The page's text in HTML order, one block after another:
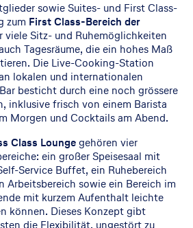
sowie Suites- und First Class-
zum First Class-Bereich der
viele Sitz- und Ruhemöglichkeiten
Tagesräume, die ein hohes Maß
Die Live-Cooking-Station
lokalen und internationalen
besticht durch eine noch grössere
inklusive frisch von einem Barista
Morgen und Cocktails am Abend.
Class Loungegehören vier
ein großer Speisesaal mit
Service Buffet, ein Ruhebereich
Arbeitsbereich sowie ein Bereich im
mit kurzem Aufenthalt leichte
können. Dieses Konzept gibt
die Flexibilität, ungestört zu